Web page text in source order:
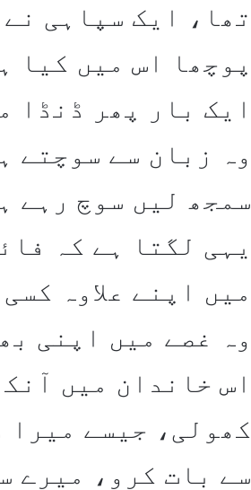
تھا، ایک سپاہی
پوچھا اس میں کیا
ایک بار پھر ڈنڈا
وہ زبان سے سوچتے
سمجھ لیں سوچ رہے
یہی لگتا ہے کہ
میں اپنے علاوہ
وہ غصے میں اپنی
اس خاندان میں
کھولی، جیسے میرا
سے بات کرو، میرے